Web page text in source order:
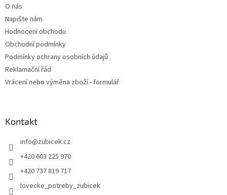
O nás
Napište nám
Hodnocení obchodu
Obchodní podmínky
Podmínky ochrany osobních údajů
Reklamační řád
Vrácení nebo výměna zboží - formulář
Kontakt
info@zubicek.cz
+420 603 225 970
+420 737 819 717
lovecke_potreby_zubicek